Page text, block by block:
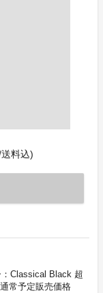
料込)
Classical Black 超
常予定販売価格